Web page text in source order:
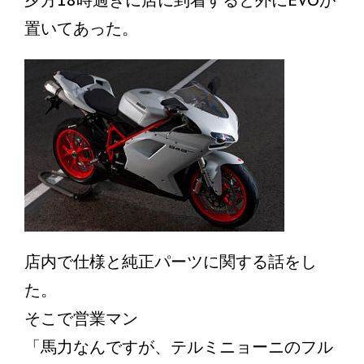
置いてあった。
店内で仕様と純正パーツに関する話をし
た。
そこで営業マン
「馬力なんですが、テルミニョーニのフル